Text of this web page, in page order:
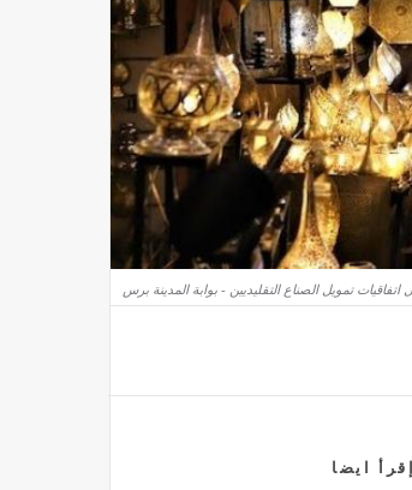
اتفاقيات تمويل الصناع التقليديين - بوابة المدينة برس
إقرأ ايضا